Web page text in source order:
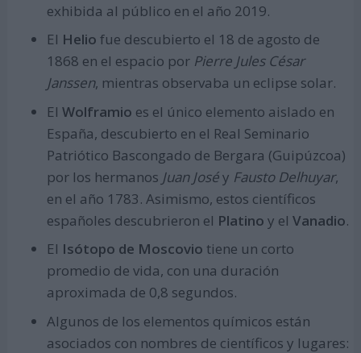
exhibida al público en el año 2019.
El Helio fue descubierto el 18 de agosto de
1868 en el espacio por Pierre Jules César
Janssen, mientras observaba un eclipse solar.
El Wolframio es el único elemento aislado en
España, descubierto en el Real Seminario
Patriótico Bascongado de Bergara (Guipúzcoa)
por los hermanos Juan Joséy Fausto Delhuyar,
en el año 1783. Asimismo, estos científicos
españoles descubrieron el Platino y el Vanadio.
El Isótopo de Moscovio tiene un corto
promedio de vida, con una duración
aproximada de 0,8 segundos.
Algunos de los elementos químicos están
asociados con nombres de científicos y lugares: